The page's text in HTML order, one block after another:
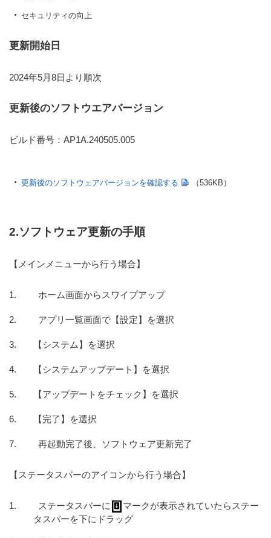
セキュリティの向上
更新開始日
2024年5月8日より順次
更新後のソフトウエアバージョン
ビルド番号：AP1A.240505.005
更新後のソフトウェアバージョンを確認する （536KB）
2.ソフトウェア更新の手順
【メインメニューから行う場合】
ホーム画面からスワイプアップ
アプリ一覧画面で【設定】を選択
【システム】を選択
【システムアップデート】を選択
【アップデートをチェック】を選択
【完了】を選択
再起動完了後、ソフトウェア更新完了
【ステータスバーのアイコンから行う場合】
ステータスバーに
マークが表示されていたらステー
タスバーを下にドラッグ